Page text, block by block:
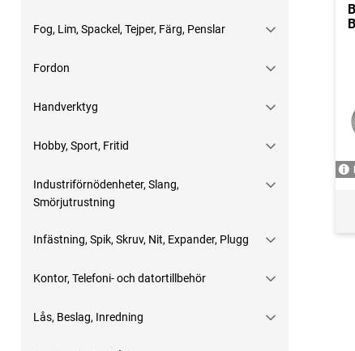
Fog, Lim, Spackel, Tejper, Färg, Penslar
Fordon
Handverktyg
Hobby, Sport, Fritid
Industriförnödenheter, Slang,
Smörjutrustning
Infästning, Spik, Skruv, Nit, Expander, Plugg
Kontor, Telefoni- och datortillbehör
Lås, Beslag, Inredning